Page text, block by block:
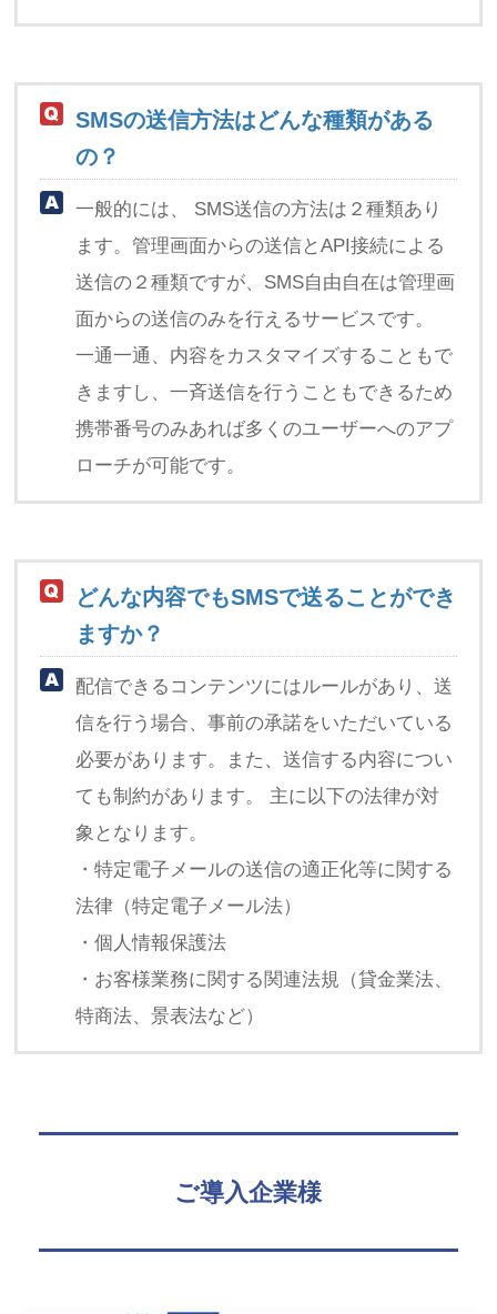
SMSの送信方法はどんな種類がある
の？
一般的には、 SMS送信の方法は２種類あり
ます。管理画面からの送信とAPI接続による
送信の２種類ですが、SMS自由自在は管理画
面からの送信のみを行えるサービスです。
一通一通、内容をカスタマイズすることもで
きますし、一斉送信を行うこともできるため
携帯番号のみあれば多くのユーザーへのアプ
ローチが可能です。
どんな内容でもSMSで送ることができ
ますか？
配信できるコンテンツにはルールがあり、送
信を行う場合、事前の承諾をいただいている
必要があります。また、送信する内容につい
ても制約があります。 主に以下の法律が対
象となります。
・特定電子メールの送信の適正化等に関する
法律（特定電子メール法）
・個人情報保護法
・お客様業務に関する関連法規（貸金業法、
特商法、景表法など）
ご導入企業様